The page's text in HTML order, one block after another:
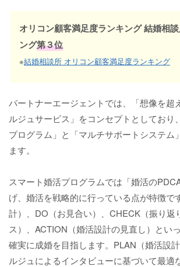
オリコン顧客満足度ランキング 結婚相
ング第３位
※結婚相談所 オリコン顧客満足度ランキング
パートナーエージェントでは、「想像を超
ルジュサービス」をコンセプトとしており
プログラム」と「マルチサポートシステム
ます。
スマート婚活プログラムでは「婚活の
げ、婚活を戦略的に行っている点が特徴で
計）、DO（お見合い）、CHECK（振り返
ス）、ACTION（婚活設計の見直し）とい
確実に成婚を目指します。PLAN（婚活設
ルジュによるインタビューに基づいて最適